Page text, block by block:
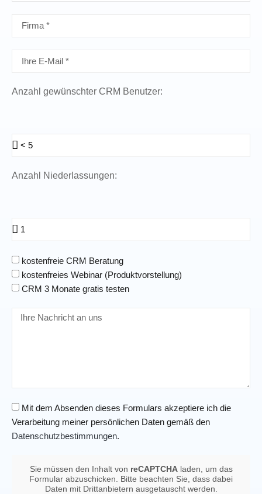
Anzahl gewünschter CRM Benutzer:
Anzahl Niederlassungen:
kostenfreie CRM Beratung
kostenfreies Webinar (Produktvorstellung)
CRM 3 Monate gratis testen
Mit dem Absenden dieses Formulars akzeptiere ich die
Verarbeitung meiner persönlichen Daten gemäß den
Datenschutzbestimmungen.
Sie müssen den Inhalt von reCAPTCHAladen, um das
Formular abzuschicken. Bitte beachten Sie, dass dabei
Daten mit Drittanbietern ausgetauscht werden.